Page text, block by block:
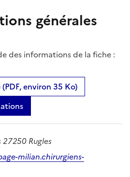
générales
des informations de la fiche :
environ 35 Ko)
27250 Rugles
milian.chirurgiens-